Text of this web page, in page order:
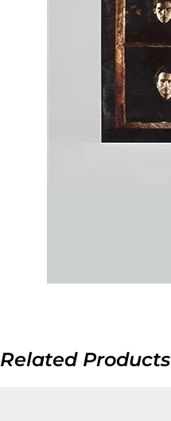
Related Products